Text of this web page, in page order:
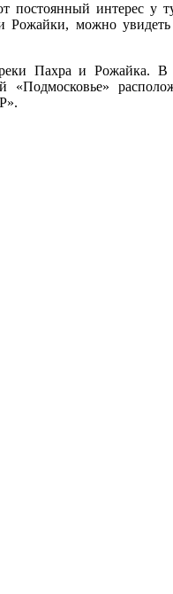
постоянный интерес у
Рожайки, можно
Пахра и Рожайка.
«Подмосковье»